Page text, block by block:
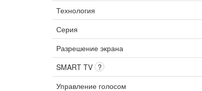
Технология
Серия
Разрешение экрана
SMART TV ?
Управление голосом